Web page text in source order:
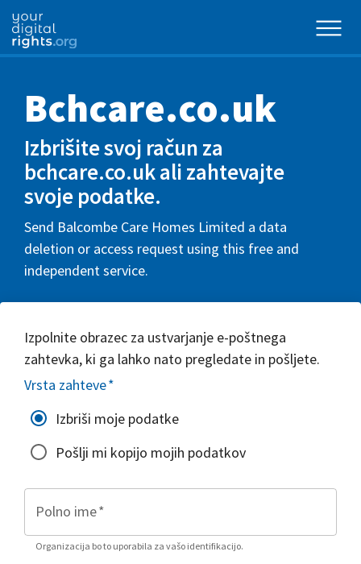
Bchcare.co.uk
Izbrišite svoj račun za
bchcare.co.uk ali zahtevajte
svoje podatke.
Send Balcombe Care Homes Limited a data
deletion or access request using this free and
independent service.
Izpolnite obrazec za ustvarjanje e-poštnega
zahtevka, ki ga lahko nato pregledate in pošljete.
Vrsta zahteve*
Izbriši moje podatke
Pošlji mi kopijo mojih podatkov
Polno ime*
Organizacija bo to uporabila za vašo identifikacijo.